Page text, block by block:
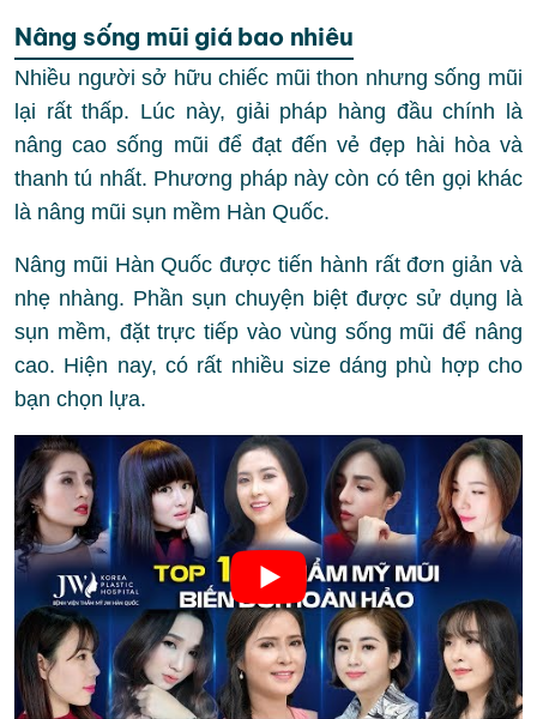
Nâng sống mũi giá bao nhiêu
Nhiều người sở hữu chiếc mũi thon nhưng sống mũi
lại rất thấp. Lúc này, giải pháp hàng đầu chính là
nâng cao sống mũi để đạt đến vẻ đẹp hài hòa và
thanh tú nhất. Phương pháp này còn có tên gọi khác
là nâng mũi sụn mềm Hàn Quốc.
Nâng mũi Hàn Quốc được tiến hành rất đơn giản và
nhẹ nhàng. Phần sụn chuyện biệt được sử dụng là
sụn mềm, đặt trực tiếp vào vùng sống mũi để nâng
cao. Hiện nay, có rất nhiều size dáng phù hợp cho
bạn chọn lựa.